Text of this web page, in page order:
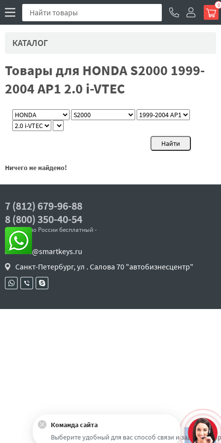
0
КАТАЛОГ
Товары для HONDA S2000 1999-
2004 AP1 2.0 i-VTEC
Ничего не найдено!
7 (812) 679-96-88
8 (800) 350-40-54
- звонок по России бесплатный -
sales@smartkeys.ru
Санкт-Петербург, ул . Салова 70 "автобизнесцентр"
Наверх
Команда сайта
Выберите удобный для вас способ связи и задайте